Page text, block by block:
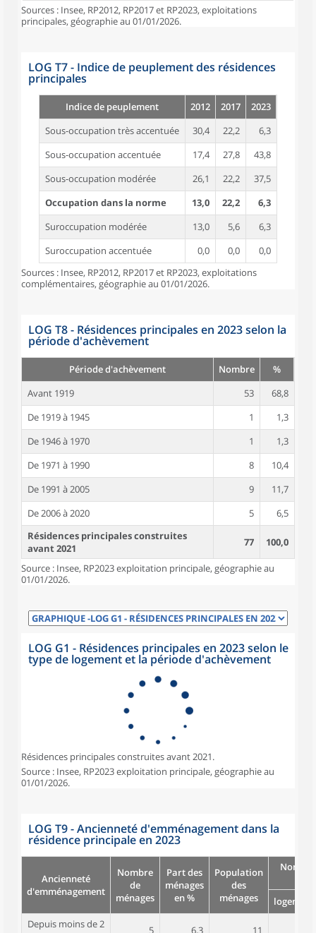
Sources : Insee, RP2012, RP2017 et RP2023, exploitations
principales, géographie au 01/01/2026.
LOG T7 - Indice de peuplement des résidences
principales
Indice de peuplement 2012 2017
2023
Sous-occupation très accentuée
30,4 22,2
6,3
Sous-occupation accentuée
17,4 27,8
43,8
Sous-occupation modérée
26,1 22,2
37,5
Occupation dans la norme
13,0 22,2
6,3
Suroccupation modérée
13,0 5,6
6,3
Suroccupation accentuée
0,0 0,0
0,0
Sources : Insee, RP2012, RP2017 et RP2023, exploitations
complémentaires, géographie au 01/01/2026.
LOG T8 - Résidences principales en 2023 selon la
période d'achèvement
Période d'achèvement Nombre
%
Avant 1919
53
68,8
De 1919 à 1945
1
1,3
De 1946 à 1970
1
1,3
De 1971 à 1990
8
10,4
De 1991 à 2005
9
11,7
De 2006 à 2020
5
6,5
Résidences principales construites
avant 2021
77 100,0
Source : Insee, RP2023 exploitation principale, géographie au
01/01/2026.
LOG G1 - Résidences principales en 2023 selon le
type de logement et la période d'achèvement
Résidences principales construites avant 2021.
Source : Insee, RP2023 exploitation principale, géographie au
01/01/2026.
LOG T9 - Ancienneté d'emménagement dans la
résidence principale en 2023
Ancienneté
d'emménagement
Nombre
de
ménages
Part des
ménages
en %
Population
des
ménages
logement
Depuis moins de 2
5 6,3 11